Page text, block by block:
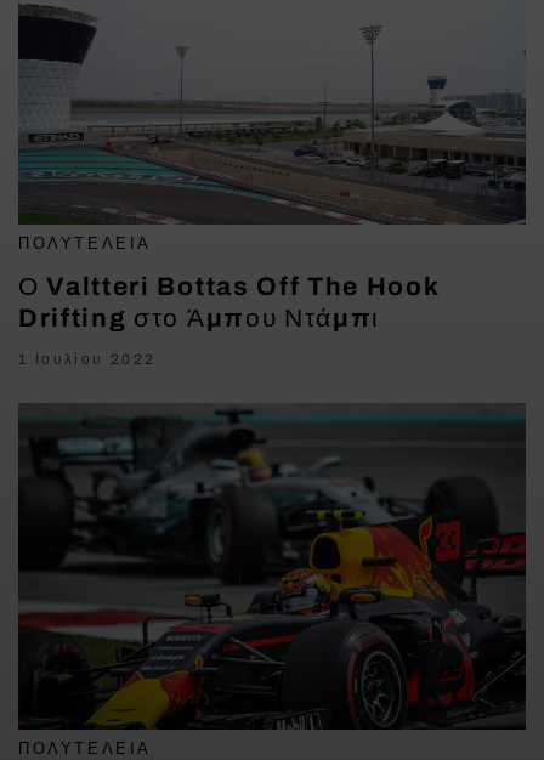
ΠΟΛΥΤΈΛΕΙΑ
Ο Valtteri Bottas Off The Hook
Drifting στο Άμπου Ντάμπι
1 Ιουλίου 2022
ΠΟΛΥΤΈΛΕΙΑ